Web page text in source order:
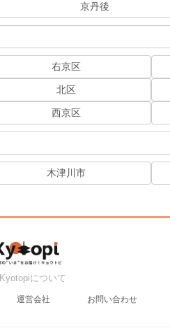
京丹後
右京区
北区
西京区
木津川市
Kyotopiについて
運営会社 お問い合わせ